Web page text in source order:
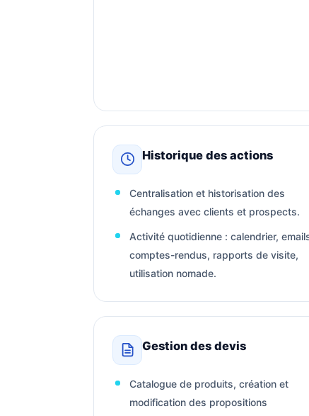
Historique des actions
Centralisation et historisation des
échanges avec clients et prospects.
Activité quotidienne : calendrier,
comptes-rendus, rapports de visite,
utilisation nomade.
Gestion des devis
Catalogue de produits, création et
modification des propositions